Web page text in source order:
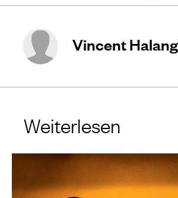
Vincent Halang
Weiterlesen